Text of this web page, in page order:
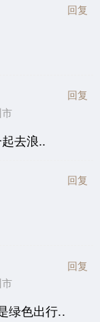
回复
回复
去浪..
回复
回复
绿色出行..